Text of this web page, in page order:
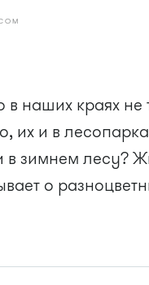
в наших краях
их и в
в зимнем лесу?
о